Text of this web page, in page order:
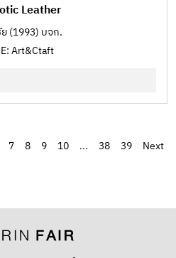
Leather
(1993) บจก.
Art&Ctaft
7 8 9 10 ... 38
39